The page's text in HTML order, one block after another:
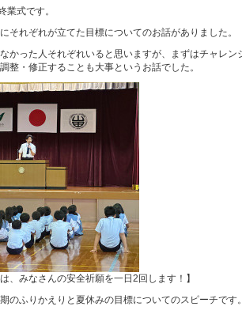
業式です。
それぞれが立てた目標についてのお話がありました。
かった人それぞれいると思いますが、まずはチャレン
整・修正することも大事というお話でした。
、みなさんの安全祈願を一日2回します！】
のふりかえりと夏休みの目標についてのスピーチです。